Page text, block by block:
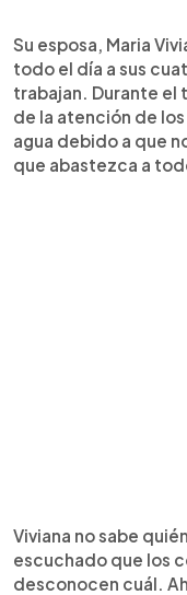
Su esposa, Maria
todo el día a sus
trabajan. Durante el
de la atención de
agua debido a que
que abastezca a
Viviana no sabe
escuchado que los
desconocen cuál.